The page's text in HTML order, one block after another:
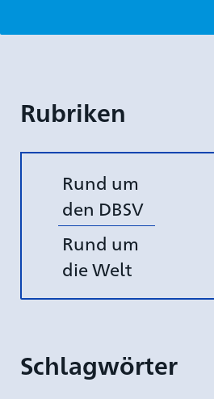
Rubriken
Rund um
den DBSV
Rund um
die Welt
Schlagwörter